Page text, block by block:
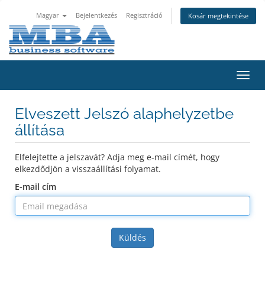
Magyar Bejelentkezés Regisztráció Kosár megtekintése
a
Elveszett Jelszó alaphelyzetbe
állítása
Elfelejtette a jelszavát? Adja meg e-mail címét, hogy
elkezdődjön a visszaállítási folyamat.
E-mail cím
Küldés